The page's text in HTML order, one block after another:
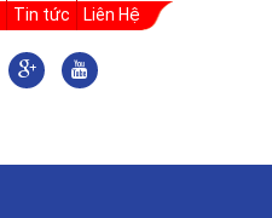
Tin tức Liên Hệ